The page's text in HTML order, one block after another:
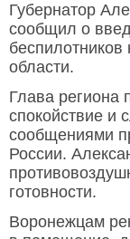
Губернатор
сообщил о
области.
Глава региона
спокойствие и
сообщениями
России.
готовности.
Воронежцам